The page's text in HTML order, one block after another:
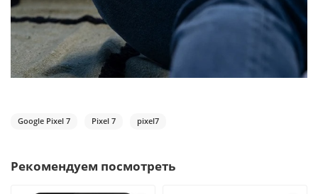
Google Pixel 7 Pixel 7 pixel7
Рекомендуем посмотреть